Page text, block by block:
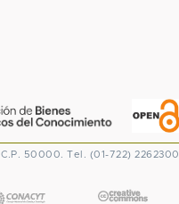
C.P. 50000. Tel. (01-722) 2262300